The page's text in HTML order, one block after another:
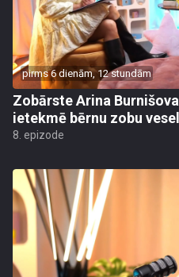
pirms 6 dienām, 12 stundām
Zobārste Arina
ietekmē bērnu zobu
8. epizode